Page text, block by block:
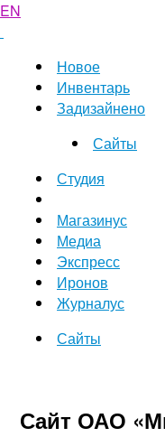
EN
Новое
Инвентарь
Задизайнено
Сайты
Студия
Магазинус
Медиа
Экспресс
Иронов
Журналус
Сайты
Сайт ОАО